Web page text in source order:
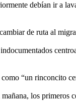
debían ir a
de ruta al
“un rinconcito
los primeros